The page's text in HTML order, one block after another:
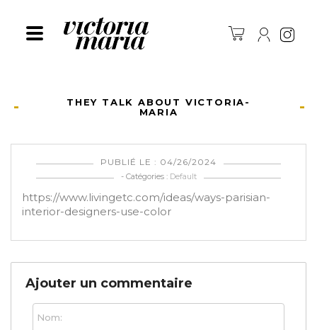
THEY TALK ABOUT VICTORIA-
MARIA
PUBLIÉ LE : 04/26/2024
- Catégories : Default
https://www.livingetc.com/ideas/ways-parisian-
interior-designers-use-color
Ajouter un commentaire